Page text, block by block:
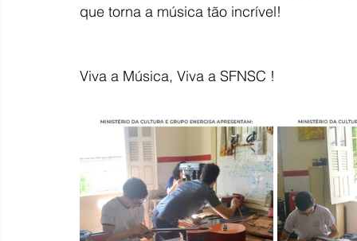
que torna a música tão incrível!
Viva a Música, Viva a SFNSC !